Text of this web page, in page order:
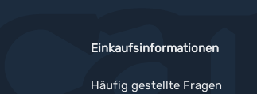
Einkaufsinformationen
Häufig gestellte Fragen